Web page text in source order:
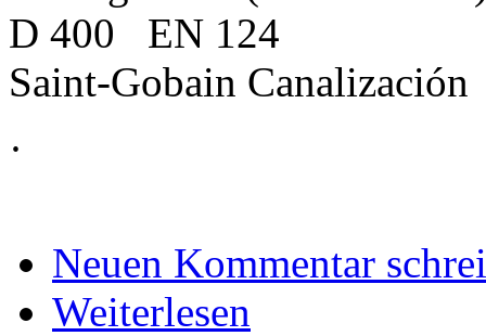
D 400 EN 124
Saint-Gobain Canalización
·
Neuen Kommentar
Weiterlesen